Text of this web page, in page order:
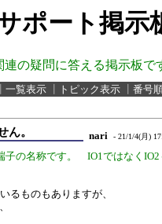
ポート掲示
の疑問に答える掲示板で
一覧表示 トピック表示 番号
ん。 nari - 21/1/4(月)
子の名称です。 IO1ではなくIO2
るものもありますが、